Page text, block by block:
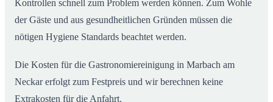
Kontrollen schnell zum Problem werden können. Zum Wohle
der Gäste und aus gesundheitlichen Gründen müssen die
nötigen Hygiene Standards beachtet werden.
Die Kosten für die Gastronomiereinigung in Marbach am
Neckar erfolgt zum Festpreis und wir berechnen keine
Extrakosten für die Anfahrt.